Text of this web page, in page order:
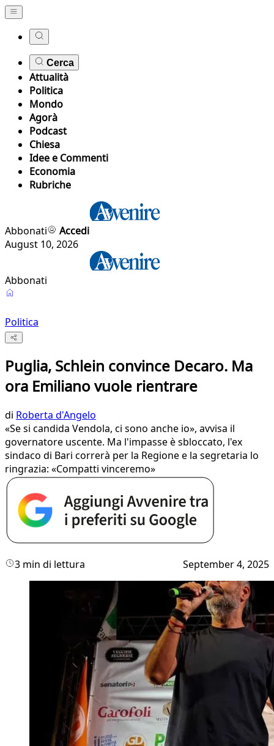
Cerca
Attualità
Politica
Mondo
Agorà
Podcast
Chiesa
Idee e Commenti
Economia
Rubriche
Abbonati
Accedi
August 10, 2026
Abbonati
Politica
Puglia, Schlein convince Decaro. Ma
ora Emiliano vuole rientrare
di Roberta d'Angelo
«Se si candida Vendola, ci sono anche io», avvisa il
governatore uscente. Ma l'impasse è sbloccato, l'ex
sindaco di Bari correrà per la Regione e la segretaria lo
ringrazia: «Compatti vinceremo»
3 min di lettura September 4, 2025